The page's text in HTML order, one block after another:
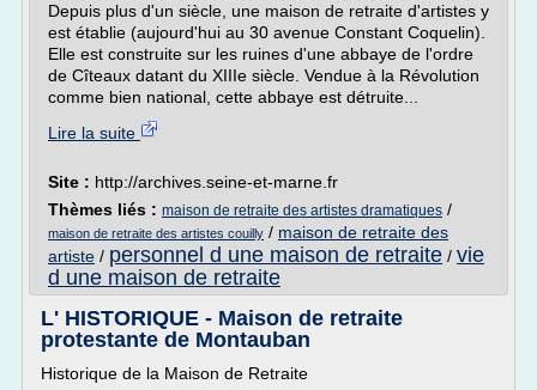
Depuis plus d'un siècle, une maison de retraite d'artistes y
est établie (aujourd'hui au 30 avenue Constant Coquelin).
Elle est construite sur les ruines d'une abbaye de l'ordre
de Cîteaux datant du XIIIe siècle. Vendue à la Révolution
comme bien national, cette abbaye est détruite...
Lire la suite
Site : http://archives.seine-et-marne.fr
Thèmes liés : maison de retraite des artistes dramatiques /
maison de retraite des artistes couilly / maison de retraite des
artiste / personnel d une maison de retraite / vie
d une maison de retraite
L' HISTORIQUE - Maison de retraite
protestante de Montauban
Historique de la Maison de Retraite